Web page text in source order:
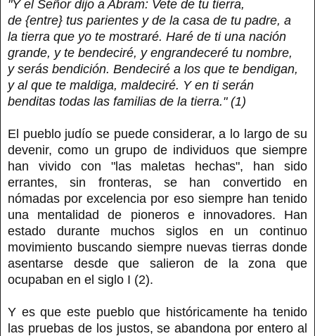
"Y el Señor dijo a Abram: Vete de tu tierra,
de {entre} tus parientes y de la casa de tu padre, a
la tierra que yo te mostraré. Haré de ti una nación
grande, y te bendeciré, y engrandeceré tu nombre,
y serás bendición. Bendeciré a los que te bendigan,
y al que te maldiga, maldeciré. Y en ti serán
benditas todas las familias de la tierra." (1)
El pueblo judío se puede considerar, a lo largo de su
devenir, como un grupo de individuos que siempre
han vivido con "las maletas hechas", han sido
errantes, sin fronteras, se han convertido en
nómadas por excelencia por eso siempre han tenido
una mentalidad de pioneros e innovadores. Han
estado durante muchos siglos en un continuo
movimiento buscando siempre nuevas tierras donde
asentarse desde que salieron de la zona que
ocupaban en el siglo I (2).
Y es que este pueblo que históricamente ha tenido
las pruebas de los justos, se abandona por entero al